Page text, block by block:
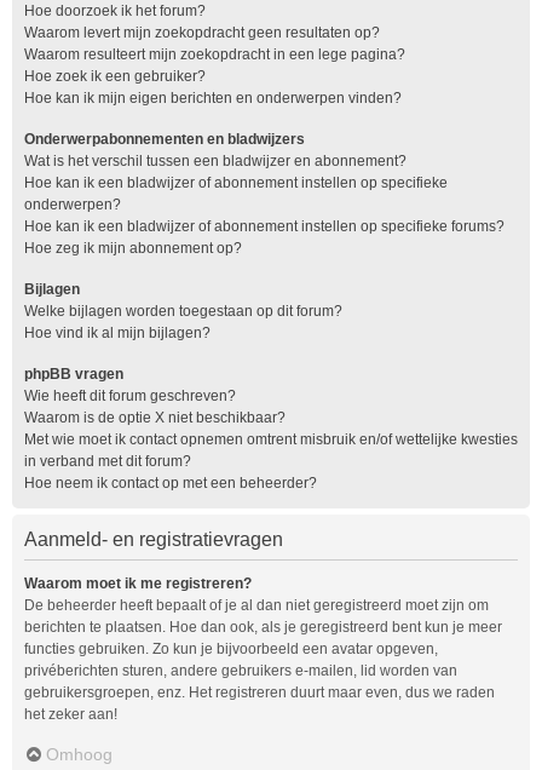
Hoe doorzoek ik het forum?
Waarom levert mijn zoekopdracht geen resultaten op?
Waarom resulteert mijn zoekopdracht in een lege pagina?
Hoe zoek ik een gebruiker?
Hoe kan ik mijn eigen berichten en onderwerpen vinden?
Onderwerpabonnementen en bladwijzers
Wat is het verschil tussen een bladwijzer en abonnement?
Hoe kan ik een bladwijzer of abonnement instellen op specifieke
onderwerpen?
Hoe kan ik een bladwijzer of abonnement instellen op specifieke forums?
Hoe zeg ik mijn abonnement op?
Bijlagen
Welke bijlagen worden toegestaan op dit forum?
Hoe vind ik al mijn bijlagen?
phpBB vragen
Wie heeft dit forum geschreven?
Waarom is de optie X niet beschikbaar?
Met wie moet ik contact opnemen omtrent misbruik en/of wettelijke kwesties
in verband met dit forum?
Hoe neem ik contact op met een beheerder?
Aanmeld- en registratievragen
Waarom moet ik me registreren?
De beheerder heeft bepaalt of je al dan niet geregistreerd moet zijn om
berichten te plaatsen. Hoe dan ook, als je geregistreerd bent kun je meer
functies gebruiken. Zo kun je bijvoorbeeld een avatar opgeven,
privéberichten sturen, andere gebruikers e-mailen, lid worden van
gebruikersgroepen, enz. Het registreren duurt maar even, dus we raden
het zeker aan!
Omhoog